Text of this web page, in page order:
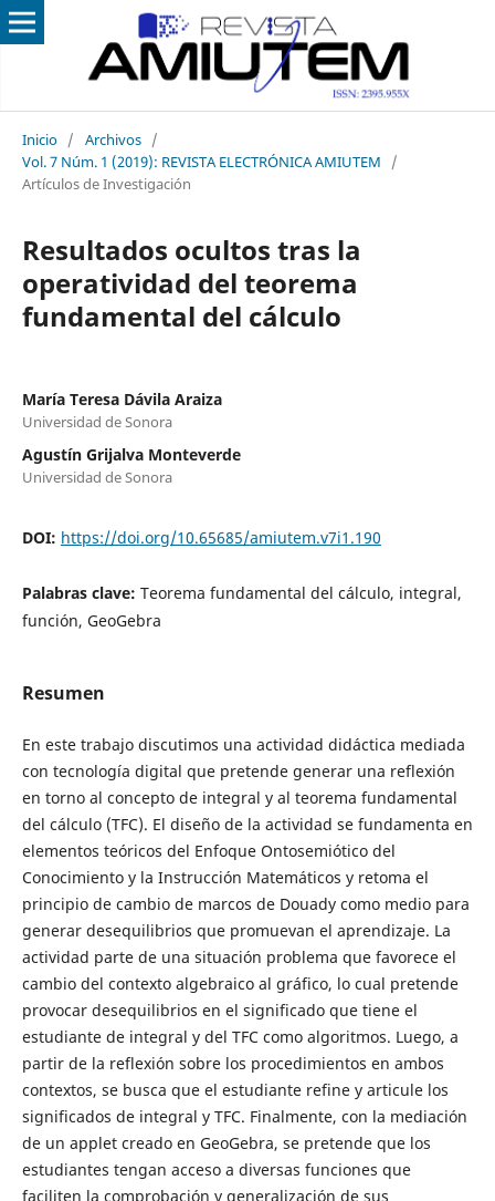
Inicio / Archivos /
Vol. 7 Núm. 1 (2019): REVISTA ELECTRÓNICA AMIUTEM
/
Artículos de Investigación
Resultados ocultos tras la
operatividad del teorema
fundamental del cálculo
María Teresa Dávila Araiza
Universidad de Sonora
Agustín Grijalva Monteverde
Universidad de Sonora
DOI: https://doi.org/10.65685/amiutem.v7i1.190
Palabras clave: Teorema fundamental del cálculo, integral,
función, GeoGebra
Resumen
En este trabajo discutimos una actividad didáctica mediada
con tecnología digital que pretende generar una reflexión
en torno al concepto de integral y al teorema fundamental
del cálculo (TFC). El diseño de la actividad se fundamenta en
elementos teóricos del Enfoque Ontosemiótico del
Conocimiento y la Instrucción Matemáticos y retoma el
principio de cambio de marcos de Douady como medio para
generar desequilibrios que promuevan el aprendizaje. La
actividad parte de una situación problema que favorece el
cambio del contexto algebraico al gráfico, lo cual pretende
provocar desequilibrios en el significado que tiene el
estudiante de integral y del TFC como algoritmos. Luego, a
partir de la reflexión sobre los procedimientos en ambos
contextos, se busca que el estudiante refine y articule los
significados de integral y TFC. Finalmente, con la mediación
de un applet creado en GeoGebra, se pretende que los
estudiantes tengan acceso a diversas funciones que
faciliten la comprobación y generalización de sus